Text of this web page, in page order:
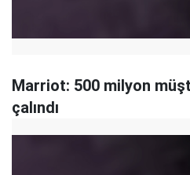
Marriot: 500 milyon
çalındı